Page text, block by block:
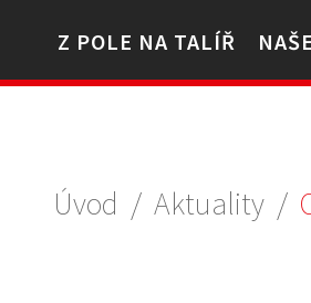
Z POLE NA TALÍŘ
Úvod / Aktuality /